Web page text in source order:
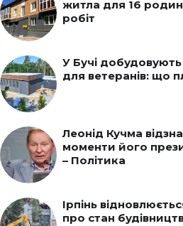
житла для 16
робіт
У Бучі
для ветеранів: що
Леонід Кучма
моменти його
– Політика
Ірпінь
про стан